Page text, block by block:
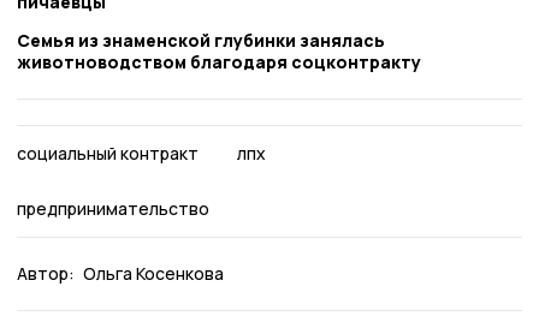
Семья из знаменской глубинки занялась
животноводством благодаря соцконтракту
социальный контракт лпх
предпринимательство
Автор: Ольга Косенкова